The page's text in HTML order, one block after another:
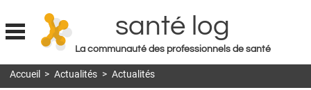
Jump to navigation
santé log
La communauté des professionnels de santé
MON COMPTE
Accueil > Actualités > Actualités